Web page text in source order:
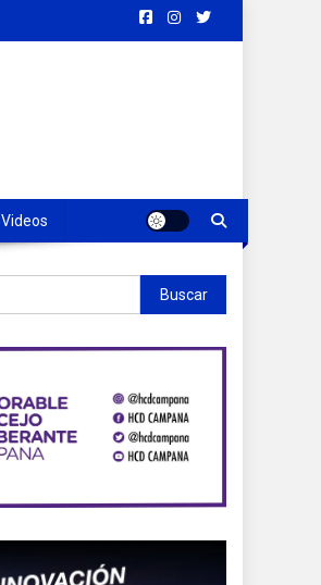
Videos
Buscar: